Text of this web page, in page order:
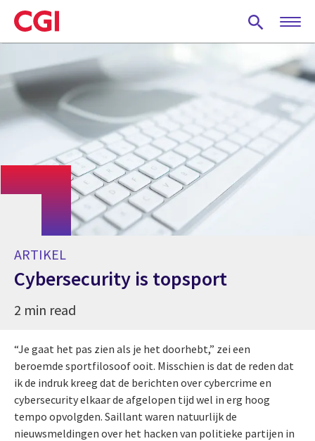
Skip
to
main
ARTIKEL
Cybersecurity is topsport
2 min read
“Je gaat het pas zien als je het doorhebt,” zei een
beroemde sportfilosoof ooit. Misschien is dat de reden dat
ik de indruk kreeg dat de berichten over cybercrime en
cybersecurity elkaar de afgelopen tijd wel in erg hoog
tempo opvolgden. Saillant waren natuurlijk de
nieuwsmeldingen over het hacken van politieke partijen in